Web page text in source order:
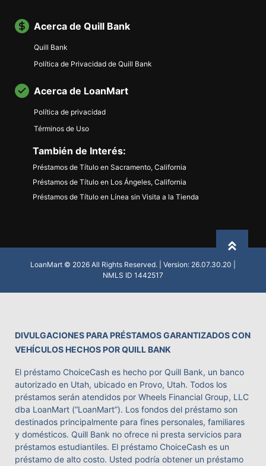
Acerca de Quill Bank
Quill Bank
Política de Privacidad de Quill Bank
Acerca de LoanMart
Política de privacidad
Términos de Uso
También de Interés:
Préstamos de Título en Sacramento, California
Préstamos de Título en Los Ángeles, California
Préstamos de Título en Línea sin Visita a la Tienda
LoanMart © 2026 All Rights Reserved. | Version: 26.07.30.20 |
NMLS ID 1442517
DIVULGACIONES PARA PRÉSTAMOS GARANTIZADOS CON
VEHÍCULOS HECHOS POR QUILL BANK
El préstamo ChoiceCash es hecho por Quill Bank, un banco
autorizado en Utah, ubicado en Provo, Utah. Todos los
préstamos serán atendidos por Wheels Financial Group, LLC
dba LoanMart (“LoanMart”). Los fondos del préstamo son
destinados principalmente para fines personales, familiares
y domésticos. Quill Bank no ofrece ni presta servicios para
préstamos estudiantiles. El préstamo ChoiceCash es un
préstamo de alto costo. Usted podría obtener un préstamo